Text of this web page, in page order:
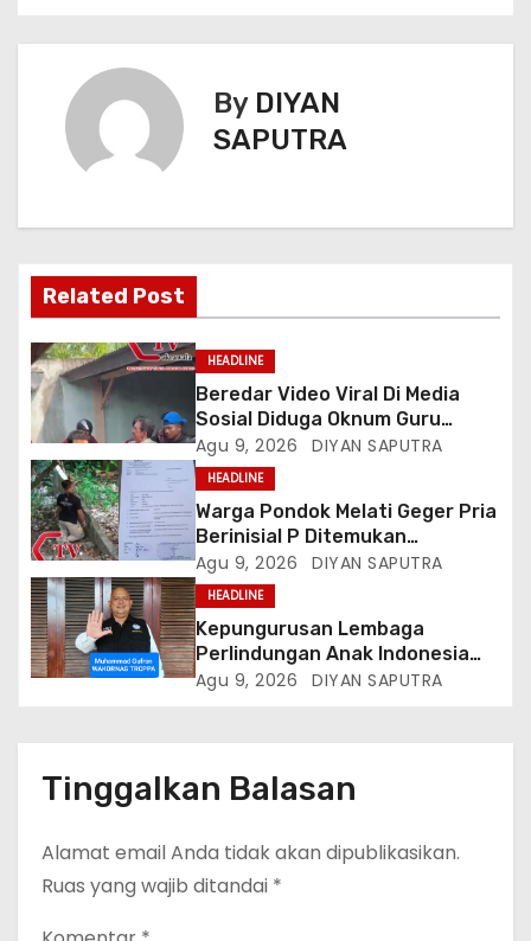
By DIYAN
SAPUTRA
Related Post
HEADLINE
Beredar Video Viral Di Media
Sosial Diduga Oknum Guru
Menampar Murid Di Halaman
Parkir Sekolah
Agu 9, 2026 DIYAN SAPUTRA
HEADLINE
Warga Pondok Melati Geger Pria
Berinisial P Ditemukan
Meninggal Diduga Akibat
Tekanan Hutang
Agu 9, 2026 DIYAN SAPUTRA
HEADLINE
Kepungurusan Lembaga
Perlindungan Anak Indonesia
(LPAI) Periode 2026-2031
(Wakornas TRCPPA) Muhammad
Gufron Mengapresiasi Dan Beri
Agu 9, 2026 DIYAN SAPUTRA
Tinggalkan Balasan
Alamat email Anda tidak akan dipublikasikan.
Ruas yang wajib ditandai *